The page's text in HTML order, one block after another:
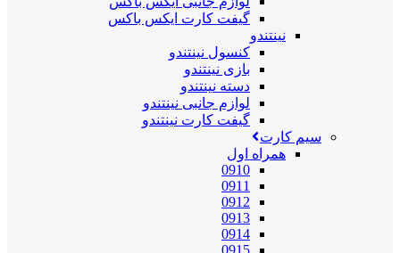
گیفت کارت ایکس باکس
نینتندو
کنسول نینتندو
بازی نینتندو
دسته نینتندو
لوازم جانبی نینتندو
گیفت کارت نینتندو
سیم کارت
همراه اول
0910
0911
0912
0913
0914